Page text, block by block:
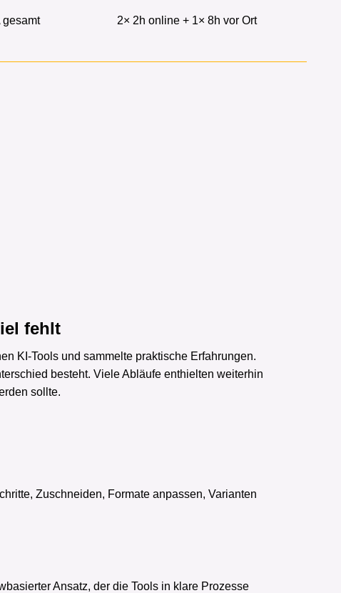
gesamt 2× 2h online + 1× 8h vor Ort
fehlt
KI-Tools und sammelte praktische Erfahrungen.
besteht. Viele Abläufe enthielten weiterhin
sollte.
Zuschneiden, Formate anpassen, Varianten
Ansatz, der die Tools in klare Prozesse